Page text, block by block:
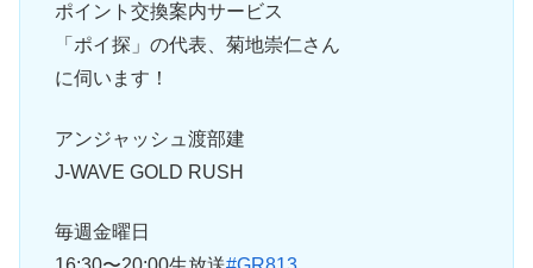
ポイント交換案内サービス
「ポイ探」の代表、菊地崇仁さん
に伺います！
アンジャッシュ渡部建
J-WAVE GOLD RUSH
毎週金曜日